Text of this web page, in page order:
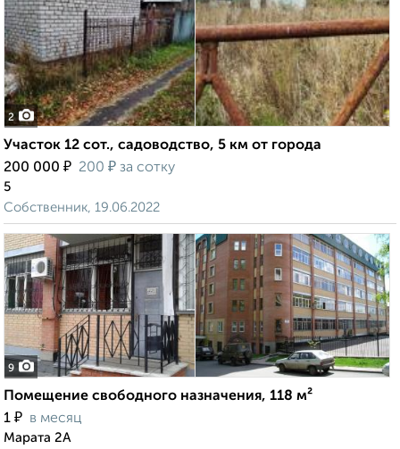
2
Участок 12 сот., садоводство, 5 км от города
200 000 ₽ 200 ₽ за сотку
5
Собственник, 19.06.2022
9
Помещение свободного назначения, 118 м²
1 ₽ в месяц
Марата 2А